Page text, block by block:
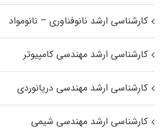
کارشناسی ارشد نانوفناوری – نانومواد
کارشناسی ارشد مهندسی کامپیوتر
کارشناسی ارشد مهندسی دریانوردی
کارشناسی ارشد مهندسی شیمی